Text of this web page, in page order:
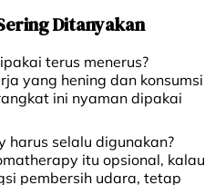
Ditanyakan
terus menerus?
yang hening dan konsumsi
ini nyaman dipakai
harus selalu digunakan?
itu opsional, kalau
pembersih udara, tetap